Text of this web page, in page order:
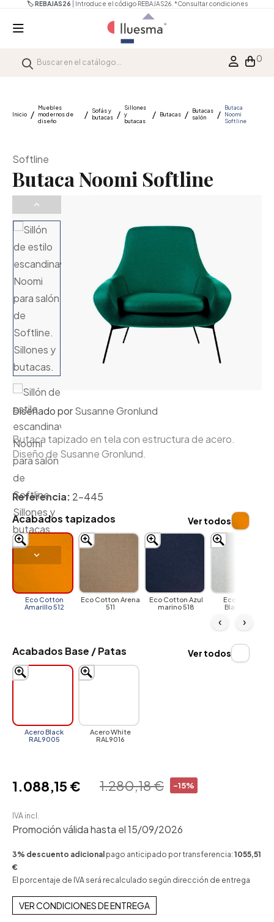
🏷️ REBAJAS26 | Introduce el código REBAJAS26. *Consultar condiciones
0
Inicio
Muebles
modernos de
diseño
Sofás y
butacas
Sillones
y
butacas
Butacas
Butacas
salón
Butaca
Noomi
Softline
Softline
Butaca Noomi Softline
Diseñado porSusanne Gronlund
Butaca tapizado en tela con estructura de acero.
Diseño de Susanne Gronlund.
Referencia: 2-445
Acabados tapizados
Eco Cotton
Amarillo 512
Eco Cotton Arena
511
Eco Cotton Azul
marino 518
Eco Cotton
Blanco 519
‹ ›
Ver todos
Acabados Base / Patas
Acero Black
RAL9005
Acero White
RAL9016
Ver todos
-15%
1.280,18 €
1.088,15 €
IVA incl.
Promoción válida hasta el 15/09/2026
3% descuento adicional pago anticipado por transferencia: 1055,51
€
El porcentaje de IVA será recalculado según dirección de entrega
VER CONDICIONES DE ENTREGA